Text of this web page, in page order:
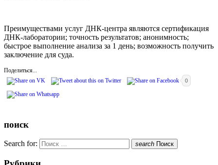
Преимуществами услуг ДНК-центра являются сертификация
ДНК-лаборатории; точность результатов; анонимность;
быстрое выполнение анализа за 1 день; возможность получить
заключение для суда.
Поделиться...
0
поиск
Search for: search Поиск